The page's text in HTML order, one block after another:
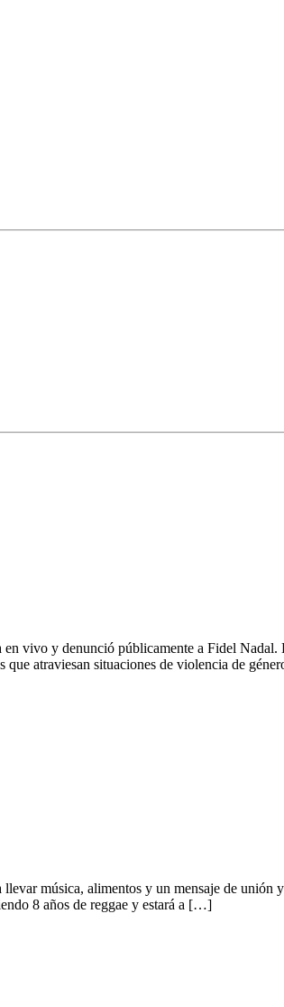
vivo y denunció públicamente a Fidel
que atraviesan situaciones de violencia de
música, alimentos y un mensaje de
8 años de reggae y estará a […]